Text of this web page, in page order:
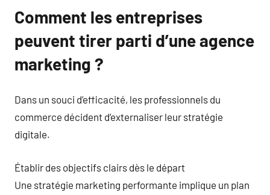
Comment les entreprises
peuvent tirer parti d’une agence
marketing ?
Dans un souci d’efficacité, les professionnels du
commerce décident d’externaliser leur stratégie
digitale.
Établir des objectifs clairs dès le départ
Une stratégie marketing performante implique un plan